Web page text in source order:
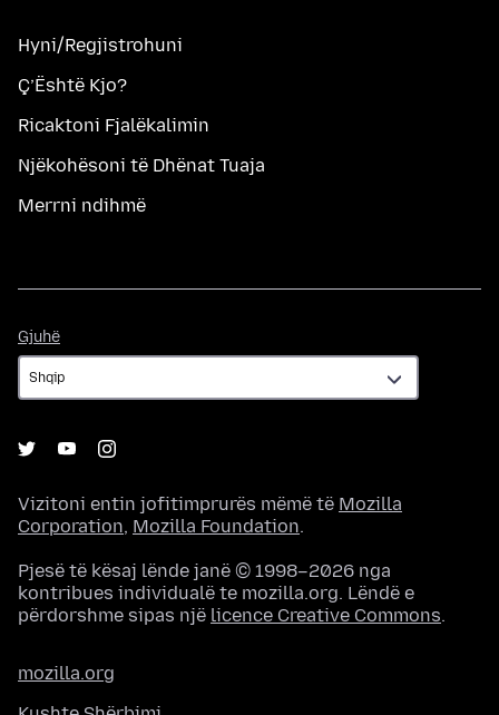
Hyni/Regjistrohuni
Ç’Është Kjo?
Ricaktoni Fjalëkalimin
Njëkohësoni të Dhënat Tuaja
Merrni ndihmë
Gjuhë
Vizitoni entin jofitimprurës mëmë të Mozilla
Corporation, Mozilla Foundation.
Pjesë të kësaj lënde janë © 1998–2026 nga
kontribues individualë te mozilla.org. Lëndë e
përdorshme sipas një licence Creative Commons.
mozilla.org